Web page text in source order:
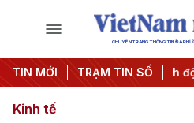
CHUYÊN TRANG THÔNG TIN ĐA
TIN MỚI TRẠM TIN SỐ
Nghị quyết thành hành động
Kinh tế